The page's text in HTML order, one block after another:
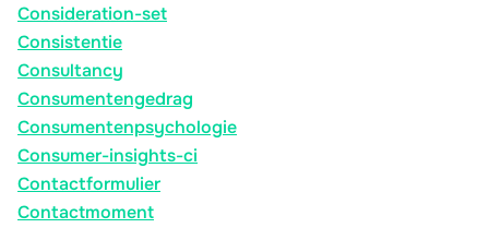
Consideration-set
Consistentie
Consultancy
Consumentengedrag
Consumentenpsychologie
Consumer-insights-ci
Contactformulier
Contactmoment